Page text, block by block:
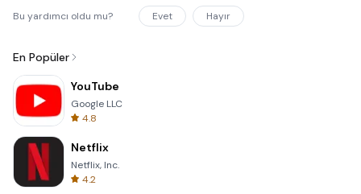
Bu yardımcı oldu mu? Evet Hayır
En Popüler
YouTube
Google LLC
4.8
Netflix
Netflix, Inc.
4.2